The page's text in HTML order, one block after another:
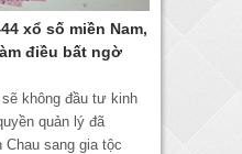
xổ số miền Nam,
điều bất ngờ
không đầu tư kinh
quản lý đã
sang gia tộc